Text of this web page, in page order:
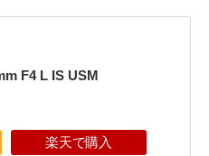
F4 L IS USM
楽天で購入